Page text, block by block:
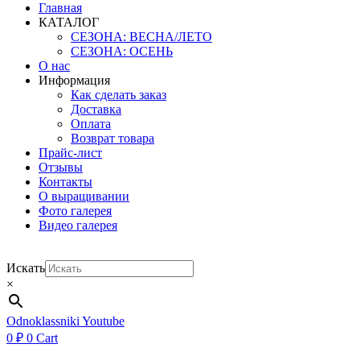
Главная
КАТАЛОГ
СЕЗОНА: ВЕСНА/ЛЕТО
СЕЗОНА: ОСЕНЬ
О нас
Информация
Как сделать заказ
Доставка
Оплата
Возврат товара
Прайс-лист
Отзывы
Контакты
О выращивании
Фото галерея
Видео галерея
Искать
×
Odnoklassniki Youtube
0 ₽ 0 Cart